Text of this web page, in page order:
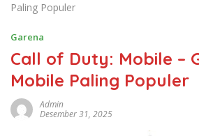
Paling Populer
Garena
Call of Duty: Mobile –
Mobile Paling Populer
Admin
Desember 31, 2025